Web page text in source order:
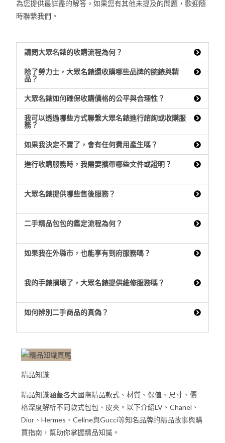
為您提供最詳盡的解答。如果您有其他未提及的問題，歡迎隨
時聯繫我們。
請問大眾名錶的收購流程為何？
除了勞力士，大眾名錶還收購哪些品牌的腕錶與精
品？
大眾名錶如何確保收購價格的公平與合理性？
我可以透過哪些方式聯繫大眾名錶進行諮詢或收購服
務？
如果我決定不賣了，會有任何費用產生嗎？
進行收購服務時，我需要攜帶哪些文件或證明？
大眾名錶提供哪些售後服務？
二手精品包包的鑑定流程為何？
如果我在外縣市，也能享有到府服務嗎？
我的手錶損壞了，大眾名錶提供維修服務嗎？
如何辨別二手商品的真偽？
精品知識
精品知識涵蓋各大國際精品款式、材質、保值、尺寸、價
格深度解析不同款式包包、皮夾。以下介紹LV、Chanel、
Dior、Hermes、Celine與Gucci等知名品牌的精品故事與購
買指南，幫助你掌握精品知識。